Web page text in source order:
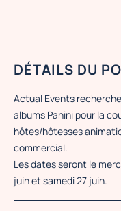
DÉTAILS DU
Actual Events
albums Panini pour la
hôtes/hôtesses
commercial.
Les dates seront le
juin et samedi 27 juin.